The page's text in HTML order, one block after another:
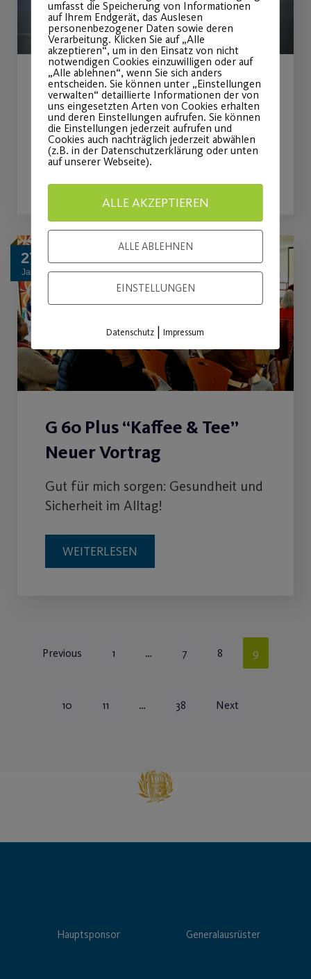
Hallenboccia-Turnier
am Sonntag, 15.03.2026
WEITERLESEN
27
Jan.
G 60 Plus “Kaffee & Tee”
Neuer Vortrag
Gut für mich sorgen: Gesundheit und
Sicherheit im Alltag!
WEITERLESEN
Previous 1 … 7 8 9
10 11 … 38 Next
Hauptsponsor Generalausrüster
umfasst die Speicherung von Informationen
auf Ihrem Endgerät, das Auslesen
personenbezogener Daten sowie deren
Verarbeitung. Klicken Sie auf „Alle
akzeptieren“, um in den Einsatz von nicht
notwendigen Cookies einzuwilligen oder auf
„Alle ablehnen“, wenn Sie sich anders
entscheiden. Sie können unter „Einstellungen
verwalten“ detaillierte Informationen der von
uns eingesetzten Arten von Cookies erhalten
und deren Einstellungen aufrufen. Sie können
die Einstellungen jederzeit aufrufen und
Cookies auch nachträglich jederzeit abwählen
(z.B. in der Datenschutzerklärung oder unten
auf unserer Webseite).
ALLE AKZEPTIEREN
ALLE ABLEHNEN
EINSTELLUNGEN
Datenschutz |Impressum